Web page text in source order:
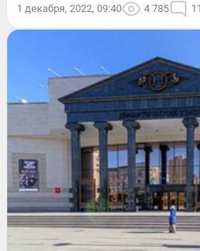
1 декабря, 2022, 09:40 4 785 11